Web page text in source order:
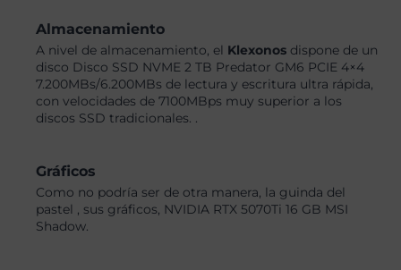
Almacenamiento
A nivel de almacenamiento, el Klexonos dispone de un
disco Disco SSD NVME 2 TB Predator GM6 PCIE 4×4
7.200MBs/6.200MBs de lectura y escritura ultra rápida,
con velocidades de 7100MBps muy superior a los
discos SSD tradicionales. .
Gráficos
Como no podría ser de otra manera, la guinda del
pastel , sus gráficos, NVIDIA RTX 5070Ti 16 GB MSI
Shadow.